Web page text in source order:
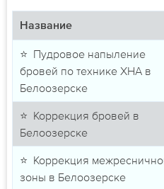
Название
⭐ Пудровое напыление
бровей по технике ХНА в
Белоозерске
⭐ Коррекция бровей в
Белоозерске
⭐ Коррекция
зоны в Белоозерске